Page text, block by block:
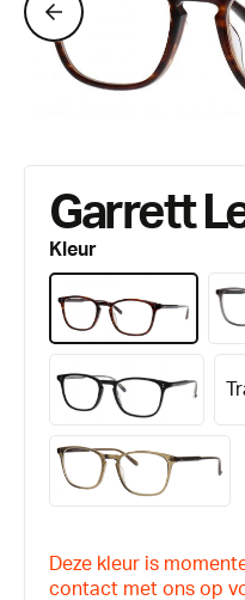
Leight
Garrett
Kleur
Deze kleur is
contact met ons op